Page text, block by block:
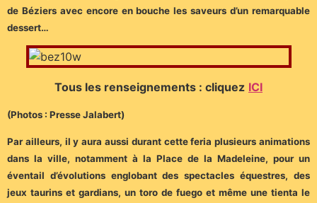
de Béziers avec encore en bouche les saveurs d’un remarquable
dessert…
Tous les renseignements : cliquez ICI
(Photos : Presse Jalabert)
Par ailleurs, il y aura aussi durant cette feria plusieurs animations
dans la ville, notamment à la Place de la Madeleine, pour un
éventail d’évolutions englobant des spectacles équestres, des
jeux taurins et gardians, un toro de fuego et même une tienta le